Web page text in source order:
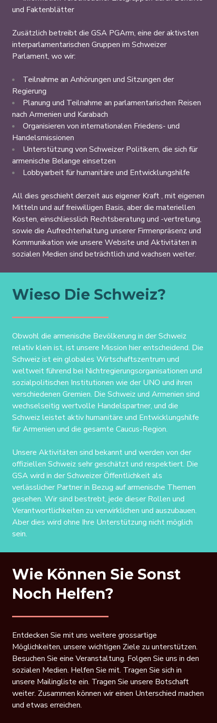
und Faktenblätter
Zusätzlich betreibt die GSA PGArm, eine der aktivsten
interparlamentarischen Gruppen im Schweizer
Parlament, wo wir:
Teilnahme an Anhörungen und Sitzungen der
Regierung
Planung und Teilnahme an parlamentarischen Reisen
nach Armenien und Karabach
Organisieren von internationalen Friedens- und
Handelsmissionen
Unterstützung von Schweizer Politikern, die sich für
armenische Belange einsetzen
Lobbyarbeit für humanitäre und Entwicklungshilfe
All dies geschieht derzeit aus eigener Kraft , mit eigenen
Mitteln und auf freiwilligen Basis, aber die materiellen
Kosten, einschliesslich Rechtsberatung und -vertretung,
sowie die Aufrechterhaltung unserer Firmenpräsenz und
Kommunikation wie unsere Website und Aktivitäten in
sozialen Medien sind beträchtlich und wachsen weiter.
Wieso Die Schweiz?
Obwohl die armenische Bevölkerung in der Schweiz
relativ klein ist, ist unsere Mission hier entscheidend. Die
Schweiz ist ein globales Wirtschaftszentrum und
weltweit führend bei Nichtregierungsorganisationen und
sozialpolitischen Institutionen wie der UNO und ihren
verschiedenen Gremien. Die Schweiz und Armenien sind
wechselseitig wertvolle Handelspartner, und die
Schweiz leistet aktiv humanitäre und Entwicklungshilfe
für Armenien und die gesamte Caucus-Region.
Unsere Aktivitäten sind bekannt und werden von der
offiziellen Schweiz sehr geschätzt und respektiert. Die
GSA wird in der Schweizer Öffentlichkeit als
verlässlicher Partner in Bezug auf armenische Themen
gesehen. Wir sind bestrebt, jede dieser Rollen und
Verantwortlichkeiten zu verwirklichen und auszubauen.
Aber dies wird ohne Ihre Unterstützung nicht möglich
sein.
Wie Können Sie Sonst
Noch Helfen?
Entdecken Sie mit uns weitere grossartige
Möglichkeiten, unsere wichtigen Ziele zu unterstützen.
Besuchen Sie eine Veranstaltung. Folgen Sie uns in den
sozialen Medien. Helfen Sie mit. Tragen Sie sich in
unsere Mailingliste ein. Tragen Sie unsere Botschaft
weiter. Zusammen können wir einen Unterschied machen
und etwas erreichen.